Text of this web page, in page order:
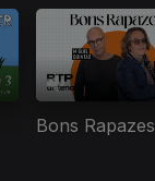
Bons Rapazes